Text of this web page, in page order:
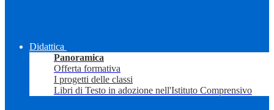
Didattica
Panoramica
Offerta formativa
I progetti delle classi
Libri di Testo in adozione nell'Istituto Comprensivo